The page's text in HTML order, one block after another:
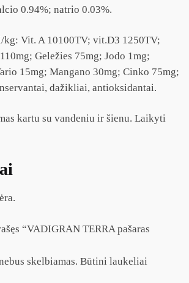
0.94%; natrio 0.03%.
Vit. A 10100TV; vit.D3 1250TV;
Geležies 75mg; Jodo 1mg;
15mg; Mangano 30mg; Cinko 75mg;
dažikliai, antioksidantai.
kartu su vandeniu ir šienu. Laikyti
“VADIGRAN TERRA pašaras
skelbiamas. Būtini laukeliai